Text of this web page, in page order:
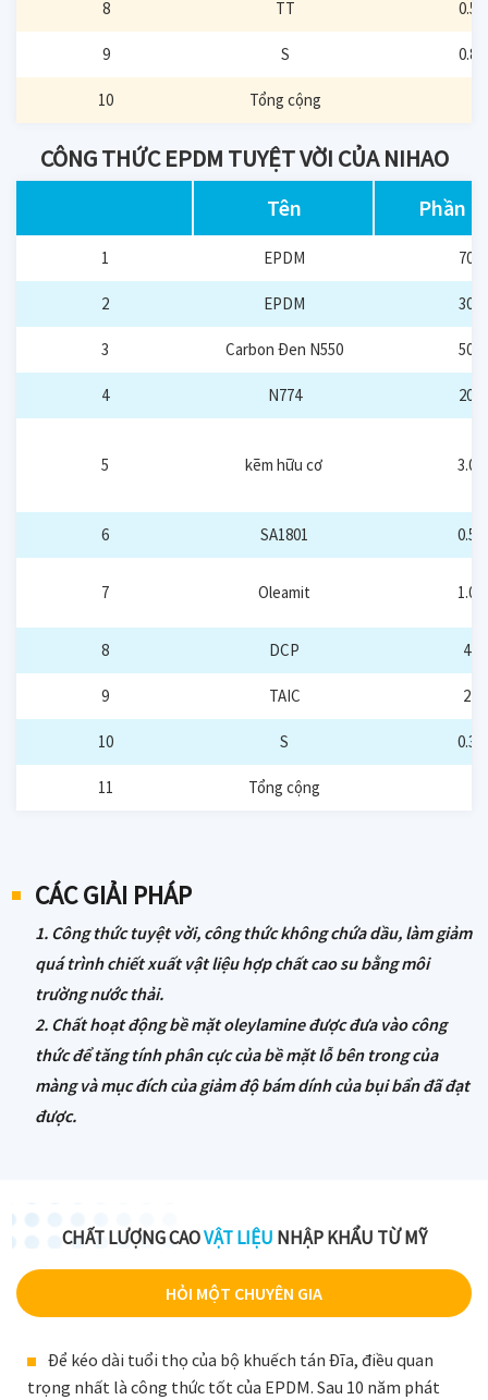
8 TT 0.5
9 S 0.8
10 Tổng cộng
CÔNG THỨC EPDM TUYỆT VỜI CỦA NIHAO
Tên Phần
1 EPDM 70
2 EPDM 30
3 Carbon Đen N550 50
4 N774 20
5 kẽm hữu cơ 3.0
6 SA1801 0.5
7 Oleamit 1.0
8 DCP 4
9 TAIC 2
10 S 0.3
11 Tổng cộng
CÁC GIẢI PHÁP
1. Công thức tuyệt vời, công thức không chứa dầu, làm giảm
quá trình chiết xuất vật liệu hợp chất cao su bằng môi
trường nước thải.
2. Chất hoạt động bề mặt oleylamine được đưa vào công
thức để tăng tính phân cực của bề mặt lỗ bên trong của
màng và mục đích của giảm độ bám dính của bụi bẩn đã đạt
được.
CHẤT LƯỢNG CAOVẬT LIỆU NHẬP KHẨU TỪ MỸ
HỎI MỘT CHUYÊN GIA
Để kéo dài tuổi thọ của bộ khuếch tán Đĩa, điều quan
trọng nhất là công thức tốt của EPDM. Sau 10 năm phát